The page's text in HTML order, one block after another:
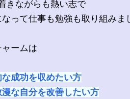
きながらも熱い志で
って仕事も勉強も取り組みま
ャームは
成功を収めたい方
な自分を改善したい方